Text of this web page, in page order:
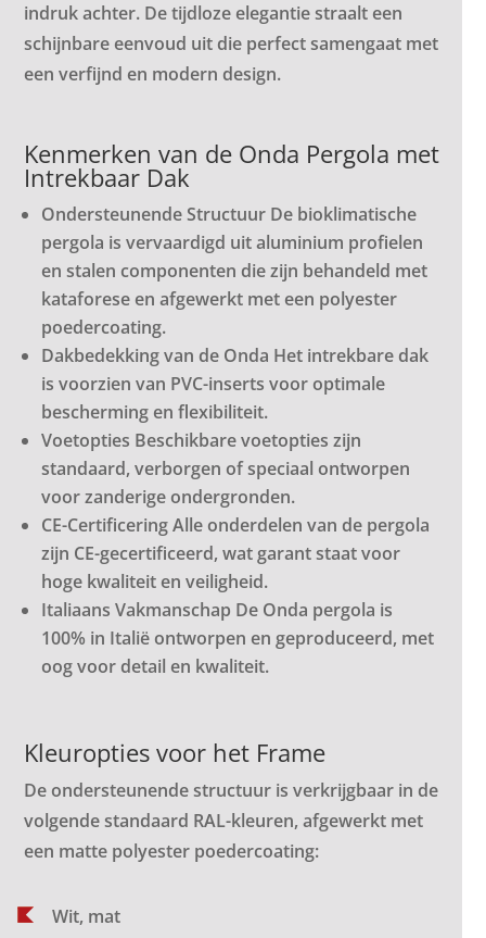
indruk achter. De tijdloze elegantie straalt een
schijnbare eenvoud uit die perfect samengaat met
een verfijnd en modern design.
Kenmerken van de Onda Pergola met
Intrekbaar Dak
Ondersteunende Structuur De bioklimatische
pergola is vervaardigd uit aluminium profielen
en stalen componenten die zijn behandeld met
kataforese en afgewerkt met een polyester
poedercoating.
Dakbedekking van de Onda Het intrekbare dak
is voorzien van PVC-inserts voor optimale
bescherming en flexibiliteit.
Voetopties Beschikbare voetopties zijn
standaard, verborgen of speciaal ontworpen
voor zanderige ondergronden.
CE-Certificering Alle onderdelen van de pergola
zijn CE-gecertificeerd, wat garant staat voor
hoge kwaliteit en veiligheid.
Italiaans Vakmanschap De Onda pergola is
100% in Italië ontworpen en geproduceerd, met
oog voor detail en kwaliteit.
Kleuropties voor het Frame
De ondersteunende structuur is verkrijgbaar in de
volgende standaard RAL-kleuren, afgewerkt met
een matte polyester poedercoating:
Wit, mat